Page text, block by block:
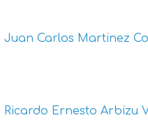
Juan Carlos Martinez
Ricardo Ernesto Arbizu